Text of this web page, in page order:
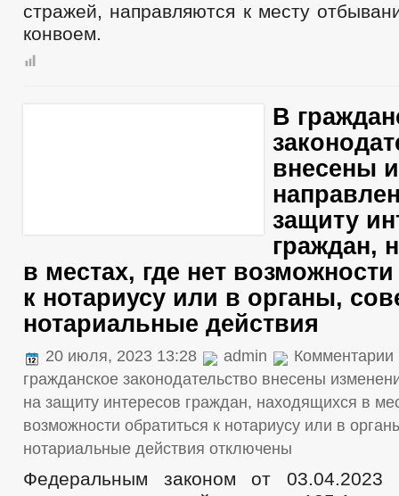
стражей, направляются к месту
конвоем.
В
внесены
защиту
граждан,
в местах, где нет
к нотариусу или в органы,
нотариальные действия
20 июля, 2023 13:28 admin Комментарии
гражданское законодательство внесены
на защиту интересов граждан, находящихся в
возможности обратиться к нотариусу или в
нотариальные действия отключены
Федеральным законом от